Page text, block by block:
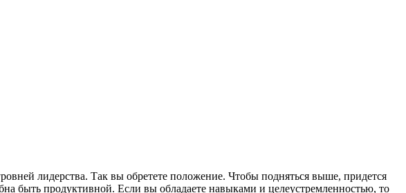
лидерства. Так вы обретете положение. Чтобы подняться выше, придется
быть продуктивной. Если вы обладаете навыками и целеустремленностью, то